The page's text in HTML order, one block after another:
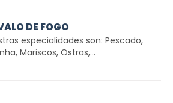
DE FOGO
especialidades son: Pescado,
Mariscos, Ostras,...